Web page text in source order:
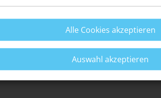
Alle Cookies akzeptieren
Auswahl akzeptieren